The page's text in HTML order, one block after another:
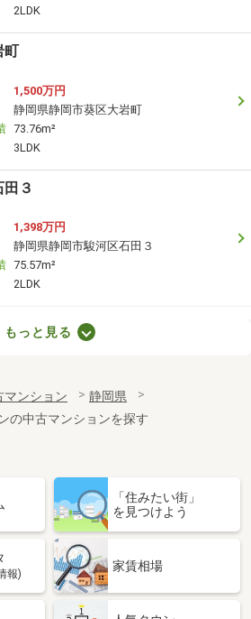
2LDK
町
1,500万円
静岡県静岡市葵区大岩町
73.76m²
3LDK
３
1,398万円
静岡県静岡市駿河区石田３
75.57m²
2LDK
69.31m²
3LDK
2,190万円
静岡県沼津市大岡
71m²
１
もっと見る
マンション
静岡県
の中古マンションを探す
「住みたい街」
を見つけよう
報)
家賃相場